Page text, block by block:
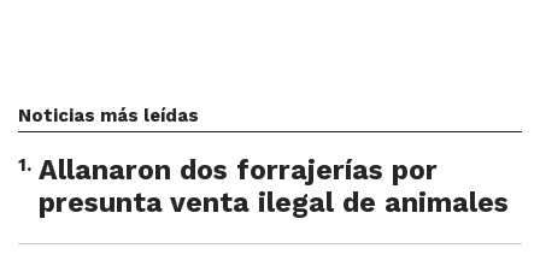
Noticias más leídas
1. Allanaron dos forrajerías por
presunta venta ilegal de animales